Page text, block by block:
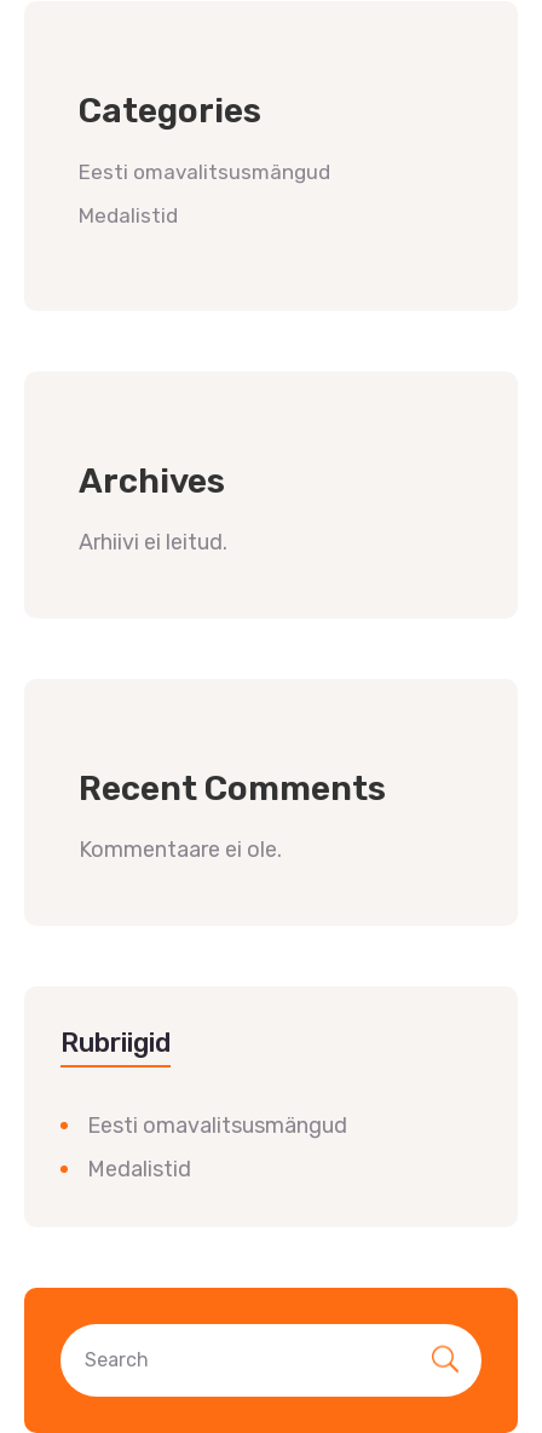
Categories
Eesti omavalitsusmängud
Medalistid
Archives
Arhiivi ei leitud.
Recent Comments
Kommentaare ei ole.
Rubriigid
Eesti omavalitsusmängud
Medalistid